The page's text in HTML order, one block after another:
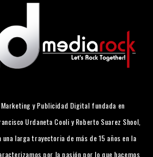
Marketing y Publicidad Digital fundada en
Urdaneta Cooli y Roberto Suarez Shool,
una larga trayectoria de más de 15 años en la
por la pasión por lo que hacemos